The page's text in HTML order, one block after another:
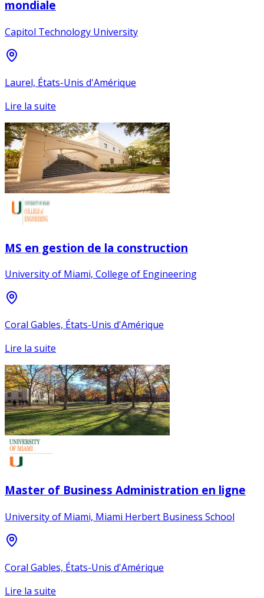
mondiale
Capitol Technology University
Laurel, États-Unis d'Amérique
Lire la suite
MS en gestion de la construction
University of Miami, College of Engineering
Coral Gables, États-Unis d'Amérique
Lire la suite
Master of Business Administration en ligne
University of Miami, Miami Herbert Business School
Coral Gables, États-Unis d'Amérique
Lire la suite